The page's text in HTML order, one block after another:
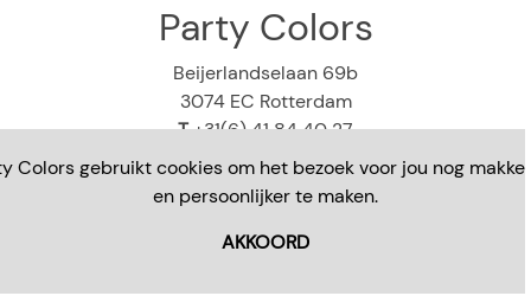
Colors gebruikt cookies om het bezoek voor jou nog
en persoonlijker te maken.
AKKOORD
Party Colors
Beijerlandselaan 69b
3074 EC Rotterdam
T+31(6) 41 84 40 27
webshop@partycolors.nl
Copyright © 2023 - Party Colors - Alle rechten